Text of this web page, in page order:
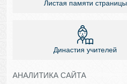
Листая памяти страницы
Династия учителей
АНАЛИТИКА САЙТА